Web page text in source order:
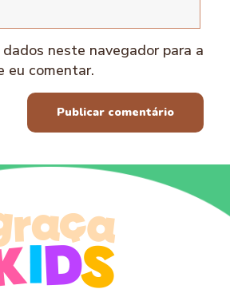
neste navegador para a
eu comentar.